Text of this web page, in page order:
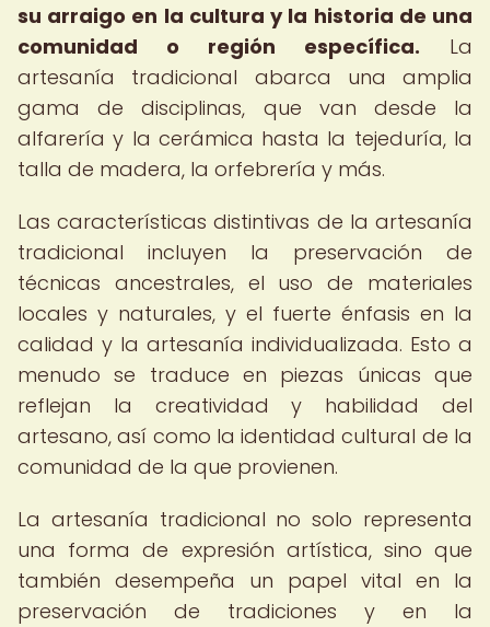
su arraigo en la cultura y la historia de una
comunidad o región específica. La
artesanía tradicional abarca una amplia
gama de disciplinas, que van desde la
alfarería y la cerámica hasta la tejeduría, la
talla de madera, la orfebrería y más.
Las características distintivas de la artesanía
tradicional incluyen la preservación de
técnicas ancestrales, el uso de materiales
locales y naturales, y el fuerte énfasis en la
calidad y la artesanía individualizada. Esto a
menudo se traduce en piezas únicas que
reflejan la creatividad y habilidad del
artesano, así como la identidad cultural de la
comunidad de la que provienen.
La artesanía tradicional no solo representa
una forma de expresión artística, sino que
también desempeña un papel vital en la
preservación de tradiciones y en la